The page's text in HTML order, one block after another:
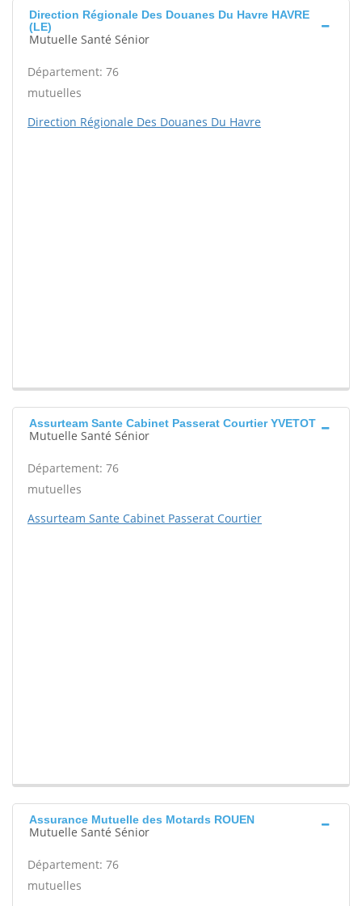
Direction Régionale Des Douanes Du Havre HAVRE
(LE)
Mutuelle Santé Sénior
Département: 76
mutuelles
Direction Régionale Des Douanes Du Havre
Assurteam Sante Cabinet Passerat Courtier YVETOT
Mutuelle Santé Sénior
Département: 76
mutuelles
Assurteam Sante Cabinet Passerat Courtier
Assurance Mutuelle des Motards ROUEN
Mutuelle Santé Sénior
Département: 76
mutuelles